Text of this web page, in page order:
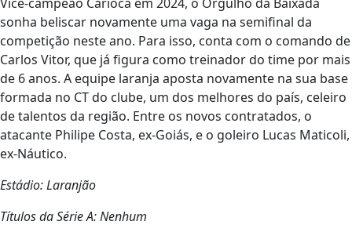
sonha beliscar novamente uma vaga na semifinal da
competição neste ano. Para isso, conta com o comando de
Carlos Vitor, que já figura como treinador do time por mais
de 6 anos. A equipe laranja aposta novamente na sua base
formada no CT do clube, um dos melhores do país, celeiro
de talentos da região. Entre os novos contratados, o
atacante Philipe Costa, ex-Goiás, e o goleiro Lucas Maticoli,
ex-Náutico.
Estádio: Laranjão
Títulos da Série A: Nenhum